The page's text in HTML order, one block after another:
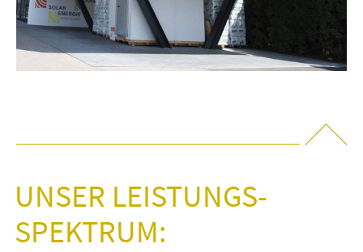
UNSER LEISTUNGS­
SPEKTRUM: